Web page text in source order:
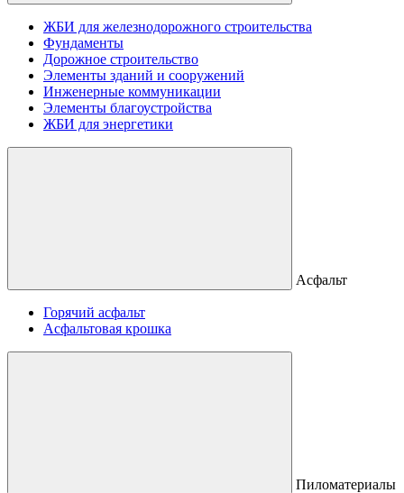
ЖБИ для железнодорожного строительства
Фундаменты
Дорожное строительство
Элементы зданий и сооружений
Инженерные коммуникации
Элементы благоустройства
ЖБИ для энергетики
Асфальт
Горячий асфальт
Асфальтовая крошка
Пиломатериалы